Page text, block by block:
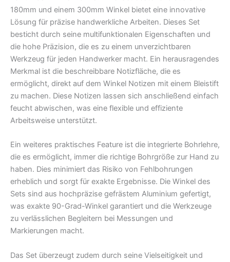
180mm und einem 300mm Winkel bietet eine innovative
Lösung für präzise handwerkliche Arbeiten. Dieses Set
besticht durch seine multifunktionalen Eigenschaften und
die hohe Präzision, die es zu einem unverzichtbaren
Werkzeug für jeden Handwerker macht. Ein herausragendes
Merkmal ist die beschreibbare Notizfläche, die es
ermöglicht, direkt auf dem Winkel Notizen mit einem Bleistift
zu machen. Diese Notizen lassen sich anschließend einfach
feucht abwischen, was eine flexible und effiziente
Arbeitsweise unterstützt.
Ein weiteres praktisches Feature ist die integrierte Bohrlehre,
die es ermöglicht, immer die richtige Bohrgröße zur Hand zu
haben. Dies minimiert das Risiko von Fehlbohrungen
erheblich und sorgt für exakte Ergebnisse. Die Winkel des
Sets sind aus hochpräzise gefrästem Aluminium gefertigt,
was exakte 90-Grad-Winkel garantiert und die Werkzeuge
zu verlässlichen Begleitern bei Messungen und
Markierungen macht.
Das Set überzeugt zudem durch seine Vielseitigkeit und